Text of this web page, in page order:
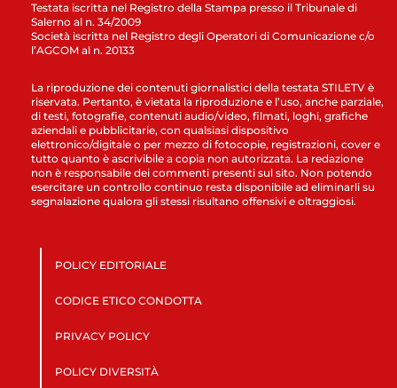
Testata iscritta nel Registro della Stampa presso il Tribunale di
Salerno al n. 34/2009
Società iscritta nel Registro degli Operatori di Comunicazione c/o
l’AGCOM al n. 20133
La riproduzione dei contenuti giornalistici della testata STILETV è
riservata. Pertanto, è vietata la riproduzione e l’uso, anche parziale,
di testi, fotografie, contenuti audio/video, filmati, loghi, grafiche
aziendali e pubblicitarie, con qualsiasi dispositivo
elettronico/digitale o per mezzo di fotocopie, registrazioni, cover e
tutto quanto è ascrivibile a copia non autorizzata. La redazione
non è responsabile dei commenti presenti sul sito. Non potendo
esercitare un controllo continuo resta disponibile ad eliminarli su
segnalazione qualora gli stessi risultano offensivi e oltraggiosi.
POLICY EDITORIALE
CODICE ETICO CONDOTTA
PRIVACY POLICY
POLICY DIVERSITÀ